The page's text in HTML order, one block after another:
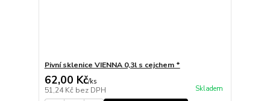
Pivní sklenice VIENNA 0,3l s cejchem *
62,00 Kč/ks
51,24 Kč bez DPH Skladem